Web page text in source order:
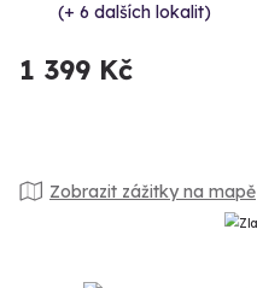
(+ 6 dalších lokalit)
1 399 Kč
Zobrazit zážitky na mapě